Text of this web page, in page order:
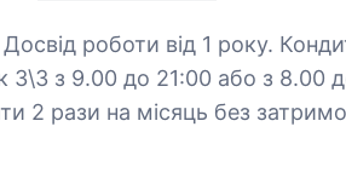
від 1 року. Кондитер у цех: Ставка 1500